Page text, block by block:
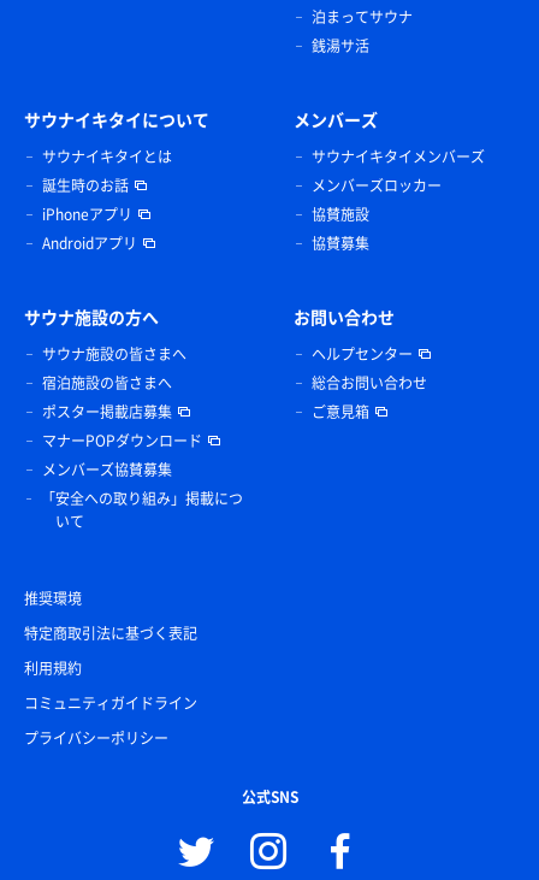
泊まってサウナ
銭湯サ活
サウナイキタイについて
サウナイキタイとは
誕生時のお話
iPhoneアプリ
Androidアプリ
メンバーズ
サウナイキタイメンバーズ
メンバーズロッカー
協賛施設
協賛募集
サウナ施設の方へ
サウナ施設の皆さまへ
宿泊施設の皆さまへ
ポスター掲載店募集
マナーPOPダウンロード
メンバーズ協賛募集
「安全への取り組み」掲載につ
いて
お問い合わせ
ヘルプセンター
総合お問い合わせ
ご意見箱
推奨環境
特定商取引法に基づく表記
利用規約
コミュニティガイドライン
プライバシーポリシー
公式SNS